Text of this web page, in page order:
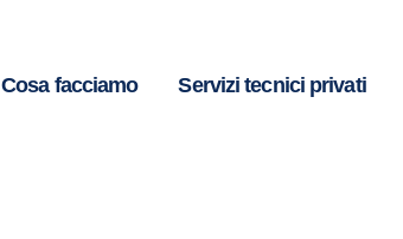
Cosa facciamo Servizi tecnici privati